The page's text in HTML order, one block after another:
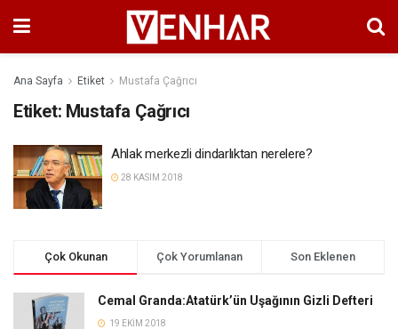
Ana Sayfa Etiket Mustafa Çağrıcı
Etiket: Mustafa Çağrıcı
Ahlak merkezli dindarlıktan nerelere?
28 KASIM 2018
Çok Okunan Çok Yorumlanan Son Eklenen
Cemal Granda:Atatürk’ün Uşağının Gizli Defteri
19 EKIM 2018